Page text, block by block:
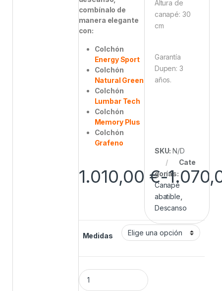
combínalo de
manera elegante
con:
Colchón
Energy Sport
Colchón
Natural Green
Colchón
Lumbar Tech
Colchón
Memory Plus
Colchón
Grafeno
1.010,00 €-
Medidas
Altura de
canapé: 30
cm
Garantía
Dupen: 3
años.
SKU:N/D
Cate
gorías:
Canapé
abatible,
Descanso